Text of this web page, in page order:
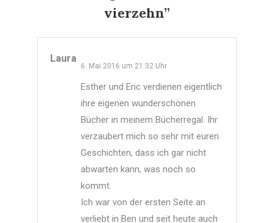
vierzehn”
Laura
6. Mai 2016 um 21:32 Uhr
Esther und Eric verdienen eigentlich
ihre eigenen wunderschönen
Bücher in meinem Bücherregal. Ihr
verzaubert mich so sehr mit euren
Geschichten, dass ich gar nicht
abwarten kann, was noch so
kommt.
Ich war von der ersten Seite an
verliebt in Ben und seit heute auch